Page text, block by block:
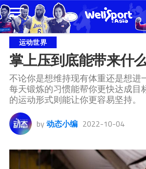
运动世界
掌上压到底能带来什
不论你是想维持现有体重还是想进
每天锻炼的习惯能帮你更快达成目
的运动形式则能让你更容易坚持。
by 动态小编 2022-10-04